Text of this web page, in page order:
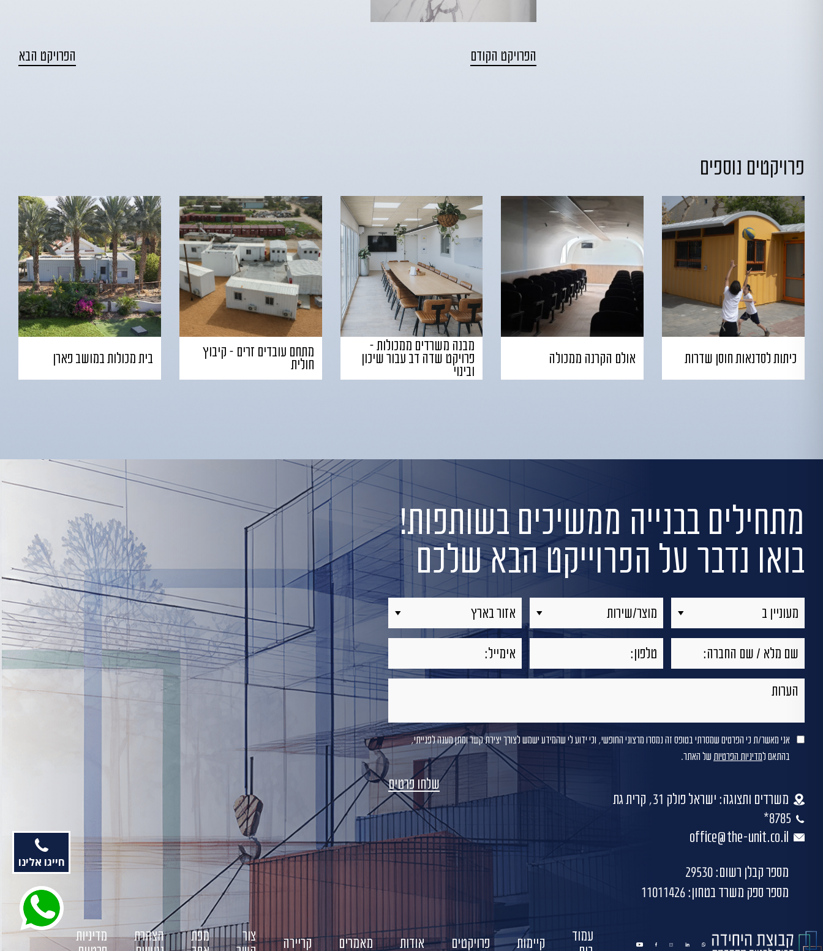
הפרויקט הקודם הפרויקט הבא
פרויקטים נוספים
כיתות לסדנאות חוסן שדרות אולם הקרנה ממכולה
מבנה משרדים ממכולות –
פרויקט שדה דב עבור שיכון
ובינוי
מתחם עובדים זרים – קיבוץ
חולית
בית מכולות במושב פארן
מתחילים בבנייה ממשיכים בשותפות!
בואו נדבר על הפרוייקט הבא שלכם
אני מאשר/ת כי הפרטים שמסרתי בטופס זה נמסרו מרצוני החופשי, וכי ידוע לי שהמידע ישמש לצורך יצירת קשר ומתן מענה לפנייתי,
בהתאם למדיניות הפרטיות של האתר.
משרדים ותצוגה: ישראל פולק 31, קרית גת
8785*
office@the-unit.co.il
מספר קבלן רשום: 29530
מספר ספק משרד בטחון: 11011426
עמוד
קיימות פרויקטים אודות מאמרים קריירה
צור
מפת
הצהרת
מדיניות
חייגו אלינו